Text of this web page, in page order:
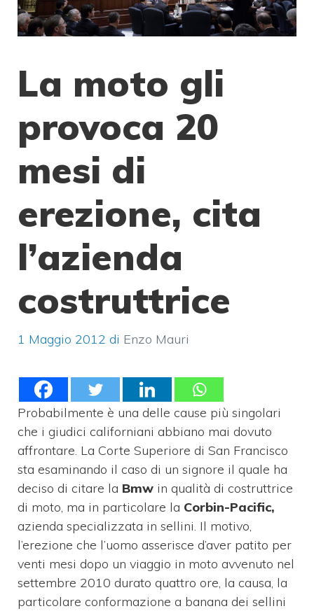
La moto gli
provoca 20
mesi di
erezione, cita
l’azienda
costruttrice
1 Maggio 2012 di Enzo Mauri
Probabilmente è una delle cause più singolari
che i giudici californiani abbiano mai dovuto
affrontare. La Corte Superiore di San Francisco
sta esaminando il caso di un signore il quale ha
deciso di citare la Bmw in qualità di costruttrice
di moto, ma in particolare la Corbin-Pacific,
azienda specializzata in sellini. Il motivo,
l’erezione che l’uomo asserisce d’aver patito per
venti mesi dopo un viaggio in moto avvenuto nel
settembre 2010 durato quattro ore, la causa, la
particolare conformazione a banana dei sellini